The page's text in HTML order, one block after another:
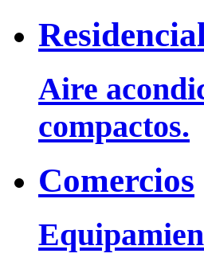
Aire
compactos.
Comercios